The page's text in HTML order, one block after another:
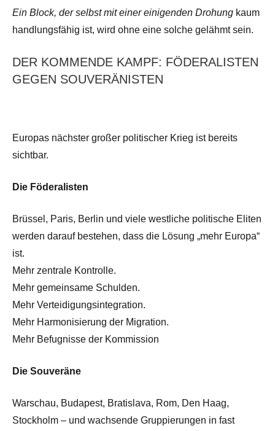
Ein Block, der selbst mit einer einigenden Drohung kaum
handlungsfähig ist, wird ohne eine solche gelähmt sein.
DER KOMMENDE KAMPF: FÖDERALISTEN
GEGEN SOUVERÄNISTEN
Europas nächster großer politischer Krieg ist bereits
sichtbar.
Die Föderalisten
Brüssel, Paris, Berlin und viele westliche politische Eliten
werden darauf bestehen, dass die Lösung „mehr Europa“
ist.
Mehr zentrale Kontrolle.
Mehr gemeinsame Schulden.
Mehr Verteidigungsintegration.
Mehr Harmonisierung der Migration.
Mehr Befugnisse der Kommission
Die Souveräne
Warschau, Budapest, Bratislava, Rom, Den Haag,
Stockholm – und wachsende Gruppierungen in fast